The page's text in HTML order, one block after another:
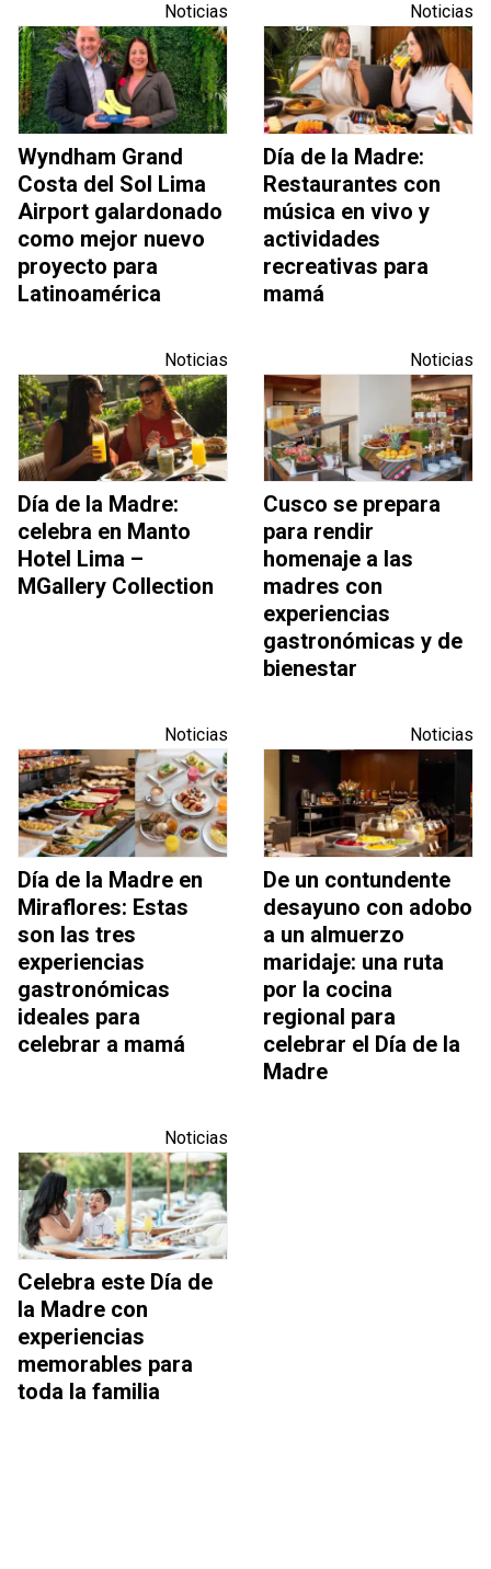
Noticias
Wyndham Grand
Costa del Sol Lima
Airport galardonado
como mejor nuevo
proyecto para
Latinoamérica
Noticias
Día de la Madre:
Restaurantes con
música en vivo y
actividades
recreativas para
mamá
Noticias
Día de la Madre:
celebra en Manto
Hotel Lima –
MGallery Collection
Noticias
Cusco se prepara
para rendir
homenaje a las
madres con
experiencias
gastronómicas y de
bienestar
Noticias
Día de la Madre en
Miraflores: Estas
son las tres
experiencias
gastronómicas
ideales para
celebrar a mamá
Noticias
De un contundente
desayuno con adobo
a un almuerzo
maridaje: una ruta
por la cocina
regional para
celebrar el Día de la
Madre
Noticias
Celebra este Día de
la Madre con
experiencias
memorables para
toda la familia